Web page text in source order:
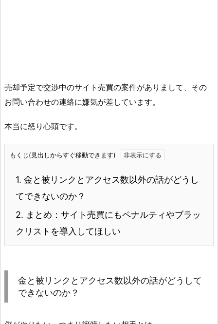
売却予定で交渉中のサイト売買の案件がありまして、その
お問い合わせの連絡に嫌気が差しています。
本当に怒り心頭です。
もくじ(見出しからすぐ移動できます)
1. 金と被リンクとアクセス数以外の話がどうし
てできないのか？
2. まとめ：サイト売買にもペナルティやブラッ
クリストを導入してほしい
金と被リンクとアクセス数以外の話がどうして
できないのか？